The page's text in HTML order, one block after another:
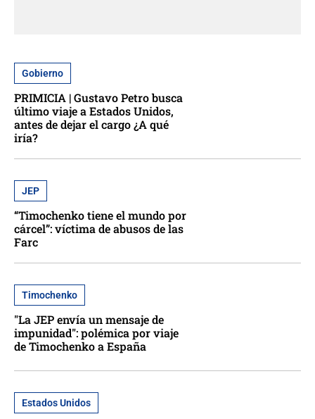
Gobierno
PRIMICIA | Gustavo Petro busca
último viaje a Estados Unidos,
antes de dejar el cargo ¿A qué
iría?
JEP
“Timochenko tiene el mundo por
cárcel”: víctima de abusos de las
Farc
Timochenko
"La JEP envía un mensaje de
impunidad": polémica por viaje
de Timochenko a España
Estados Unidos